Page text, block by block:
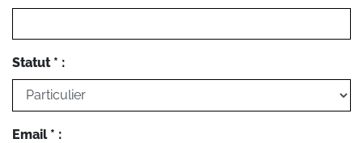
Statut * :
Email * :